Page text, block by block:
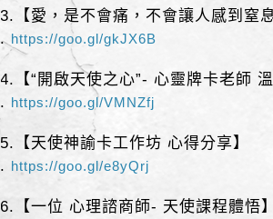
3.【愛，是不會痛，不會讓人感到窒
. https://goo.gl/gkJX6B
4.【“開啟天使之心”- 心靈牌卡老師
. https://goo.gl/VMNZfj
5.【天使神諭卡工作坊 心得分享】
. https://goo.gl/e8yQrj
6.【一位 心理諮商師- 天使課程體悟